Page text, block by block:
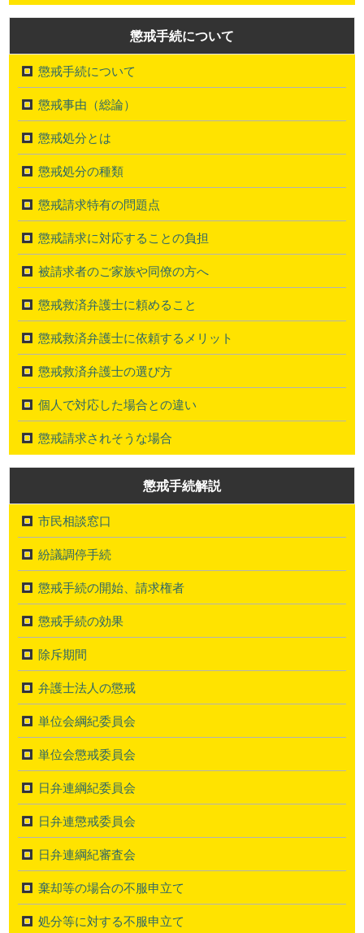
懲戒手続について
懲戒手続について
懲戒事由（総論）
懲戒処分とは
懲戒処分の種類
懲戒請求特有の問題点
懲戒請求に対応することの負担
被請求者のご家族や同僚の方へ
懲戒救済弁護士に頼めること
懲戒救済弁護士に依頼するメリット
懲戒救済弁護士の選び方
個人で対応した場合との違い
懲戒請求されそうな場合
懲戒手続解説
市民相談窓口
紛議調停手続
懲戒手続の開始、請求権者
懲戒手続の効果
除斥期間
弁護士法人の懲戒
単位会綱紀委員会
単位会懲戒委員会
日弁連綱紀委員会
日弁連懲戒委員会
日弁連綱紀審査会
棄却等の場合の不服申立て
処分等に対する不服申立て